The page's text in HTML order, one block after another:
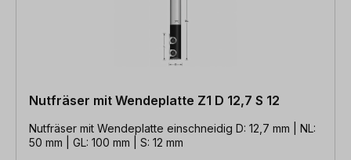
Nutfräser mit Wendeplatte Z1 D 12,7 S 12
Nutfräser mit Wendeplatte einschneidig D: 12,7 mm | NL:
50 mm | GL: 100 mm | S: 12 mm